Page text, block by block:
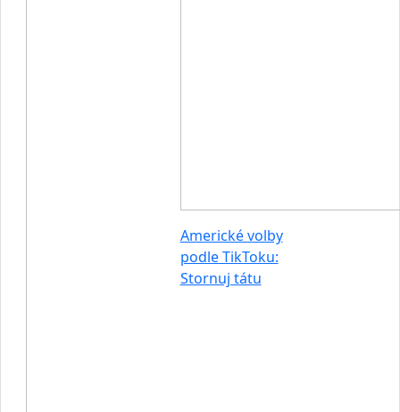
Americké volby
podle TikToku:
Stornuj tátu